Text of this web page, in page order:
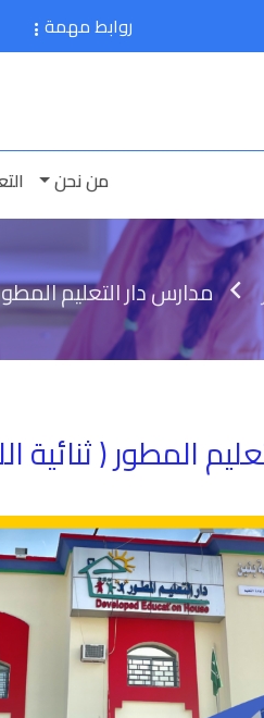
روابط مهمة
من نحن
مدارس دار التعليم
المطور ( ثنائية